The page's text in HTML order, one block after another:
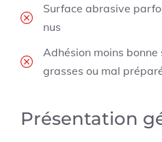
Surface abrasive
nus
Adhésion moins
grasses ou mal
Présentation